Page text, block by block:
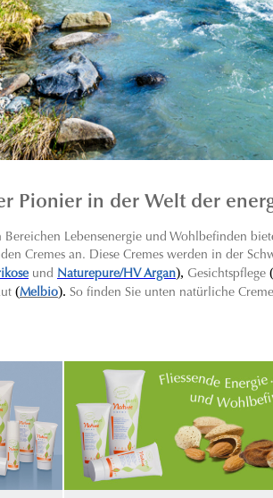
Pionier in der Welt der
Lebensenergie und Wohlbefinden
Cremes an. Diese Cremes werden in der
und Naturepure/HV Argan), Gesichtspflege (
(Melbio). So finden Sie unten natürliche